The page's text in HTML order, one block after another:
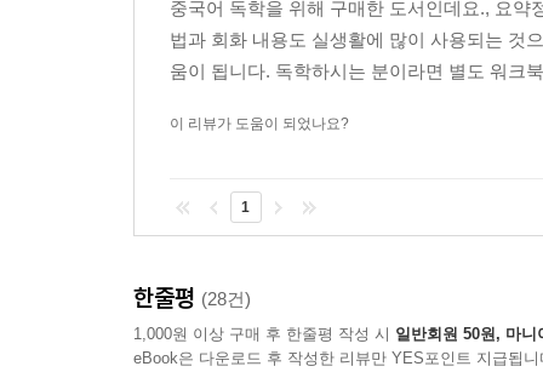
중국어 독학을 위해 구매한 도서인데요., 요
법과 회화 내용도 실생활에 많이 사용되는 것
움이 됩니다. 독학하시는 분이라면 별도 워크
이 리뷰가 도움이 되었나요?
1
한줄평 (28건)
1,000원 이상 구매 후 한줄평 작성 시 일반회원 50원, 마니
eBook은 다운로드 후 작성한 리뷰만 YES포인트 지급됩니